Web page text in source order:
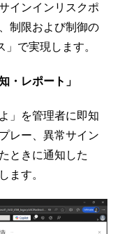
インインリスクポ
制限および制御の
で実現します。
・レポート」
」を管理者に即知
レー、異常サイン
ときに通知した
ます。